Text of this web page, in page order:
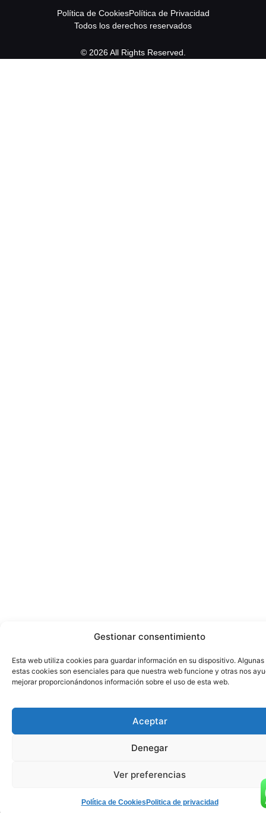
Gestionar consentimiento
Esta web utiliza cookies para guardar información en su dispositivo. Algunas
estas cookies son esenciales para que nuestra web funcione y otras nos
mejorar proporcionándonos información sobre el uso de esta web.
Aceptar
Denegar
Ver preferencias
Política de Cookies Politica de privacidad
Política de CookiesPolítica de Privacidad
Todos los derechos reservados
© 2026 All Rights Reserved.